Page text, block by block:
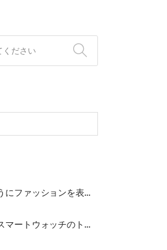
にファッションを表現
マートウォッチのトッ